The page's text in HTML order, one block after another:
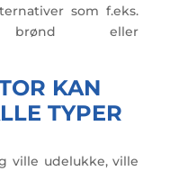
som f.eks.
brønd eller
KAN
TYPER
ville udelukke, ville